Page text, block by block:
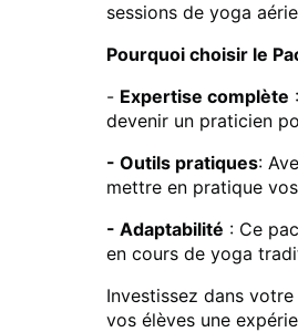
sessions de yoga
Pourquoi choisir le
- Expertise complète
devenir un praticien
- Outils pratiques:
mettre en pratique
- Adaptabilité : Ce
en cours de yoga
Investissez dans
vos élèves une